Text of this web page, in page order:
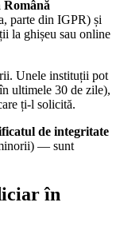
Română
, parte din IGPR) și
la ghișeu sau online
Unele instituții pot
ultimele 30 de zile),
ți-l solicită.
de integritate
— sunt
în